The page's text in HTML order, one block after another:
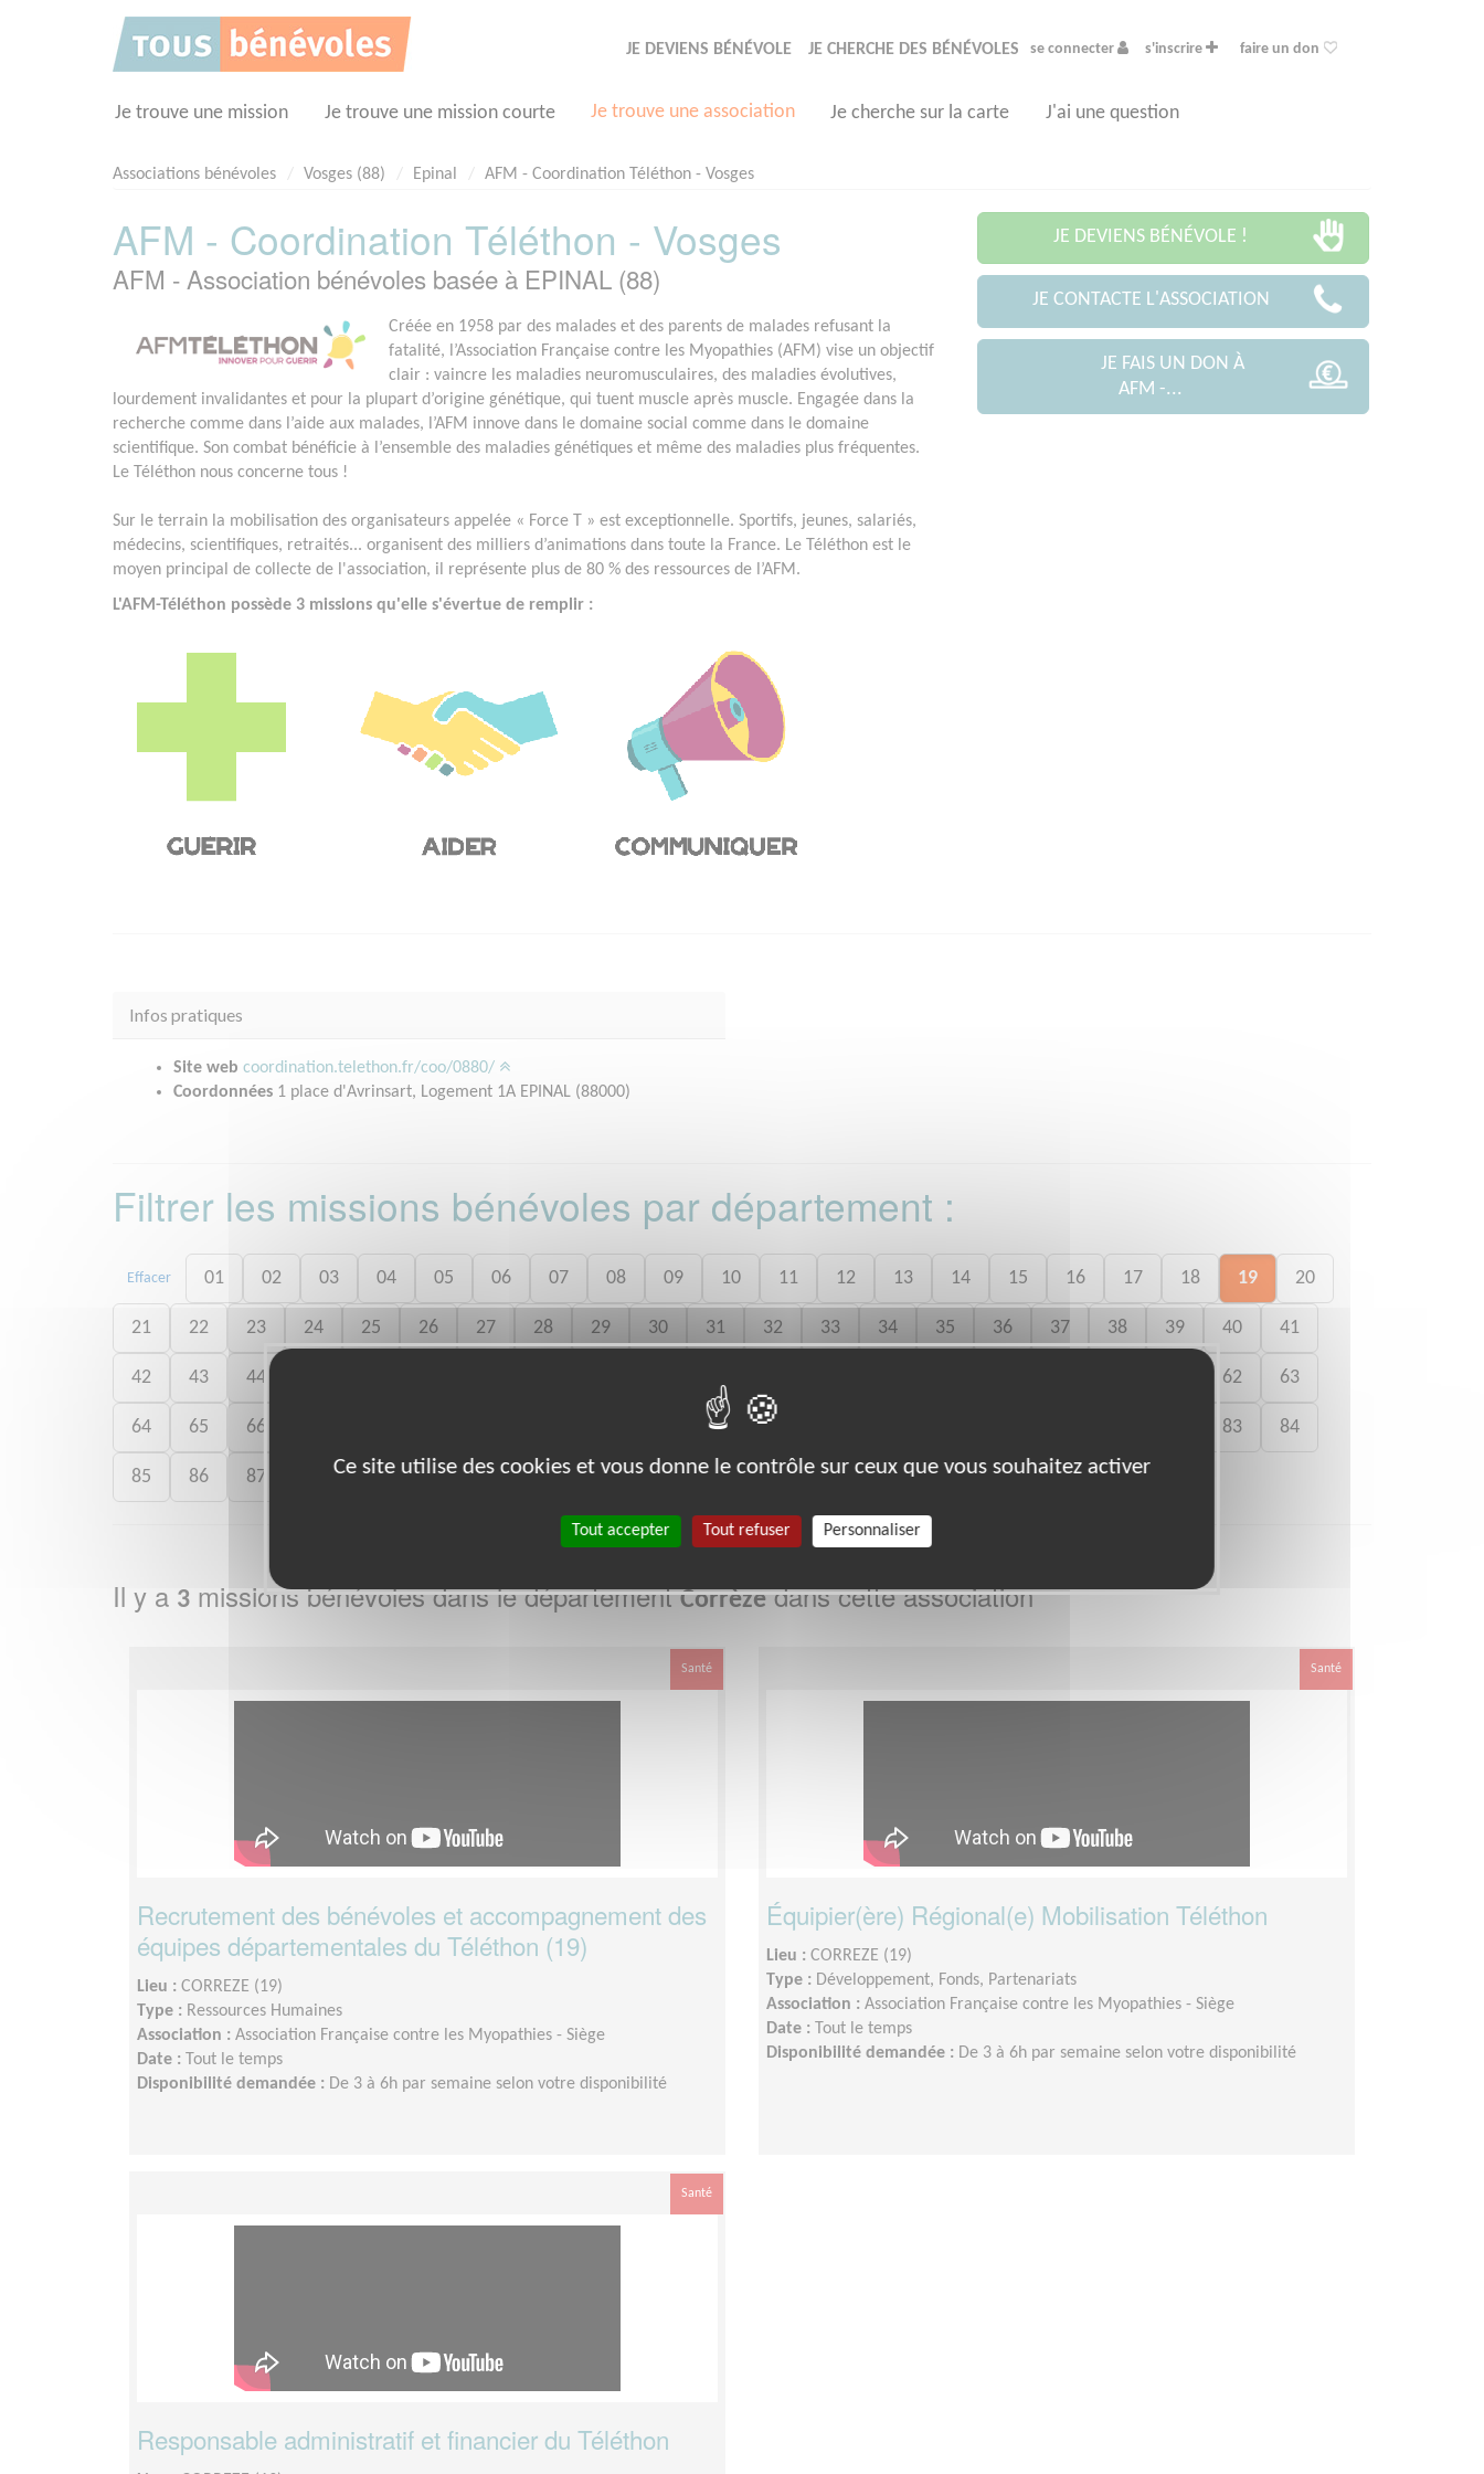
JE DEVIENS BÉNÉVOLE JE CHERCHE DES BÉNÉVOLES se connecter s'inscrire faire un don
Je trouve une mission Je trouve une mission courte Je trouve une association Je cherche sur la carte J'ai une question
Associations bénévoles Vosges (88) Epinal AFM - Coordination Téléthon - Vosges
AFM - Coordination Téléthon - Vosges
AFM - Association bénévoles basée à EPINAL (88)
Créée en 1958 par des malades et des parents de malades refusant la
fatalité, l’Association Française contre les Myopathies (AFM) vise un objectif
clair : vaincre les maladies neuromusculaires, des maladies évolutives,
lourdement invalidantes et pour la plupart d’origine génétique, qui tuent muscle après muscle. Engagée dans la
recherche comme dans l’aide aux malades, l’AFM innove dans le domaine social comme dans le domaine
scientifique. Son combat bénéficie à l’ensemble des maladies génétiques et même des maladies plus fréquentes.
Le Téléthon nous concerne tous !
Sur le terrain la mobilisation des organisateurs appelée « Force T » est exceptionnelle. Sportifs, jeunes, salariés,
médecins, scientifiques, retraités... organisent des milliers d’animations dans toute la France. Le Téléthon est le
moyen principal de collecte de l'association, il représente plus de 80 % des ressources de l’AFM.
L'AFM-Téléthon possède 3 missions qu'elle s'évertue de remplir :
JE DEVIENS BÉNÉVOLE !
JE CONTACTE L'ASSOCIATION
JE FAIS UN DON À
AFM -...
Infos pratiques
Site web coordination.telethon.fr/coo/0880/
Coordonnées 1 place d'Avrinsart, Logement 1A EPINAL (88000)
Filtrer les missions bénévoles par département :
Effacer 01 02 03 04 05 06 07 08 09 10 11 12 13 14 15 16 17 18 19 20
21 22 23 24 25 26 27 28 29 30 31 32 33 34 35 36 37 38 39 40 41
42 43 44 62 63
64 65 66 74 75 83 84
85 86 87 90 91 92 93 94 95 980
Il y a 3 missions bénévoles dans le départementCorrèzedans cette association
Santé
Recrutement des bénévoles et accompagnement des
équipes départementales du Téléthon (19)
Lieu : CORREZE (19)
Type : Ressources Humaines
Association : Association Française contre les Myopathies - Siège
Date :
Tout le temps
Disponibilité demandée : De 3 à 6h par semaine selon votre disponibilité
Santé
Équipier(ère) Régional(e) Mobilisation Téléthon
Lieu : CORREZE (19)
Type : Développement, Fonds, Partenariats
Association : Association Française contre les Myopathies - Siège
Date :
Tout le temps
Disponibilité demandée : De 3 à 6h par semaine selon votre disponibilité
Santé
Responsable administratif et financier du Téléthon
Ce site utilise des cookies et vous donne le contrôle sur ceux que vous souhaitez activer
Tout accepter Tout refuser Personnaliser